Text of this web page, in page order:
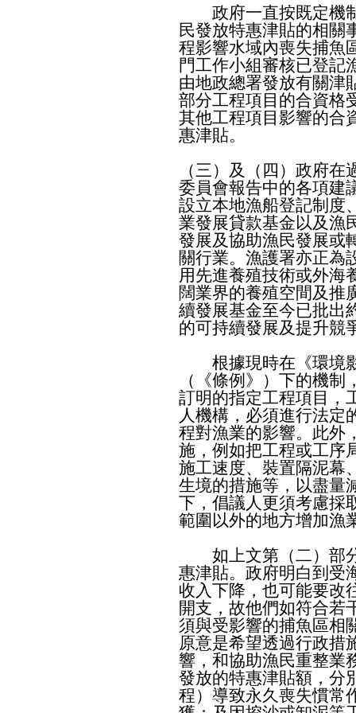
政府一直按既定機制
民發放特惠津貼的相關
程影響水域內喪失捕魚
門工作小組審核已登記
由地政總署發放有關津
部分工程項目的合資格
其他工程項目影響的合
惠津貼。
（三）及（四）政府
委員會報告中的各項建
設立本地漁船登記制度
業發展貸款基金以及漁
發展及協助漁民發展或
關行業。漁護署亦正為
用先進養殖技術或外海
闊業界的養殖空間及推
續發展基金至今已批出
的可持續發展及提升競
根據現時在《環境影
（《條例》）下的機
訂明的指定工程項目，
人機構，必須進行法定
程對漁業的影響。此外
施，例如把工程或工序
施工速度、裝置隔泥幕
生境的措施等，以盡量
下，倡議人更須考慮採
範圍以外的地方增加漁
如上文第（二）部分
惠津貼。政府明白到受
收入下降，也可能要改
開支，故他們如符合若
須與受影響的捕魚區相
原意是希望透過行政措
響，和協助漁民重整業
發放的特惠津貼額，分
程）導致永久喪失慣常